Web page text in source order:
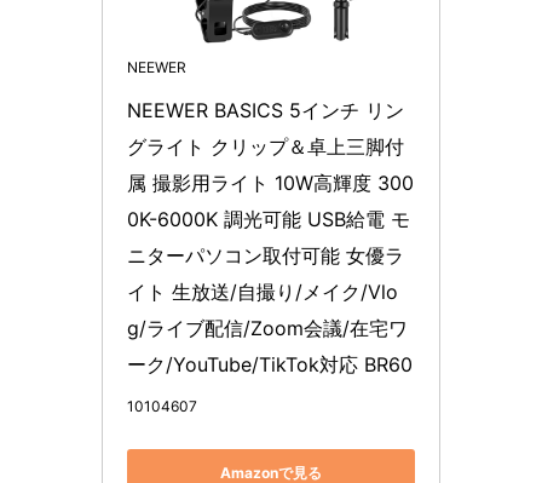
NEEWER
NEEWER BASICS 5インチ リン
グライト クリップ＆卓上三脚付
属 撮影用ライト 10W高輝度 300
0K-6000K 調光可能 USB給電 モ
ニターパソコン取付可能 女優ラ
イト 生放送/自撮り/メイク/Vlo
g/ライブ配信/Zoom会議/在宅ワ
ーク/YouTube/TikTok対応 BR60
10104607
Amazonで見る